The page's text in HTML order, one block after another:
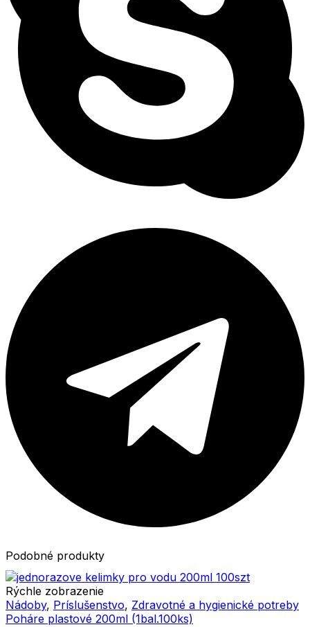
Podobné produkty
Rýchle zobrazenie
Nádoby, Príslušenstvo, Zdravotné a hygienické potreby
Poháre plastové 200ml (1bal.100ks)